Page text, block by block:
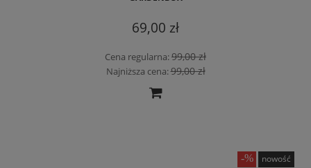
69,00 zł
Cena regularna:99,00 zł
Najniższa cena:99,00 zł
nowość